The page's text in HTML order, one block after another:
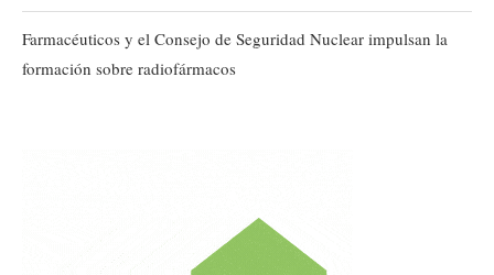
Farmacéuticos y el Consejo de Seguridad Nuclear impulsan la
formación sobre radiofármacos